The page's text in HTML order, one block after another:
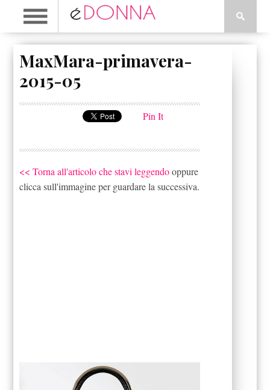
MaxMara-primavera-
2015-05
Pin It
<< Torna all'articolo che stavi leggendooppure
clicca sull'immagine per guardare la successiva.